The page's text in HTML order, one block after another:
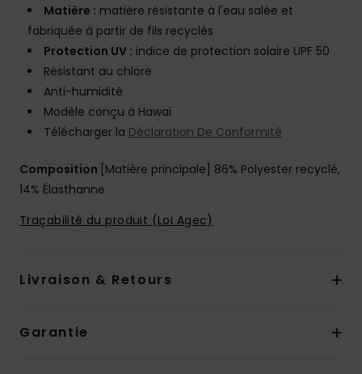
Matière : matière résistante à l'eau salée et
fabriquée à partir de fils recyclés
Protection UV : indice de protection solaire UPF 50
Résistant au chlore
Anti-humidité
Modèle conçu à Hawaï
Télécharger la Déclaration De Conformité
Composition [Matière principale] 86% Polyester recyclé,
14% Élasthanne
Traçabilité du produit (Loi Agec)
Livraison & Retours
Garantie